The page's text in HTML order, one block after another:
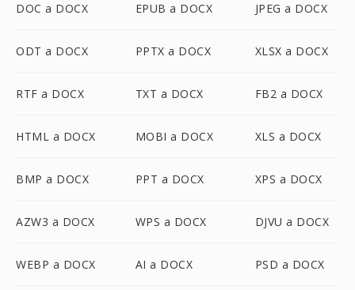
DOC a DOCX EPUB a DOCX JPEG a DOCX
ODT a DOCX PPTX a DOCX XLSX a DOCX
RTF a DOCX TXT a DOCX FB2 a DOCX
HTML a DOCX MOBI a DOCX XLS a DOCX
BMP a DOCX PPT a DOCX XPS a DOCX
AZW3 a DOCX WPS a DOCX DJVU a DOCX
WEBP a DOCX AI a DOCX PSD a DOCX